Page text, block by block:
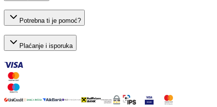
Potrebna ti je pomoć?
Plaćanje i isporuka